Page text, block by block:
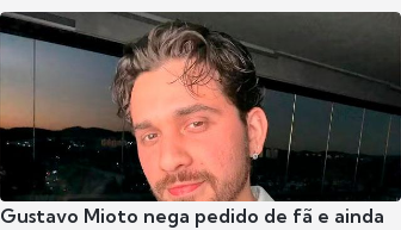
Gustavo Mioto nega pedido de fã e ainda